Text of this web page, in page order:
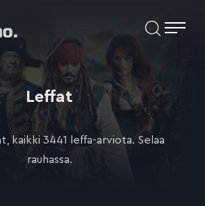
Leffat
kaikki 3441 leffa-arviota. Selaa
rauhassa.